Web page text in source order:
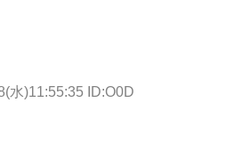
水)11:55:35 ID:O0D